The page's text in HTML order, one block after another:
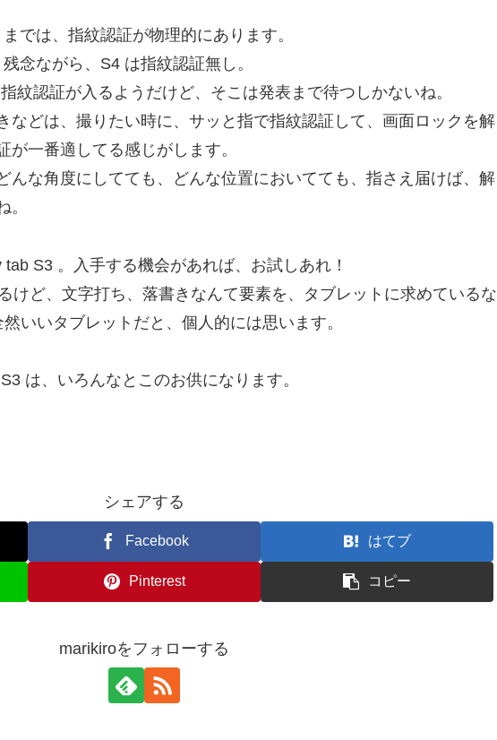
では、指紋認証が物理的にあります。
念ながら、S4 は指紋認証無し。
紋認証が入るようだけど、そこは発表まで待つしかないね。
などは、撮りたい時に、サッと指で指紋認証して、画面ロックを解
が一番適してる感じがします。
んな角度にしてても、どんな位置においてても、指さえ届けば、解
。
S3 。入手する機会があれば、お試しあれ！
けど、文字打ち、落書きなんて要素を、タブレットに求めているな
いいタブレットだと、個人的には思います。
は、いろんなとこのお供になります。
シェアする
Facebook はてブ
Pinterest コピー
marikiroをフォローする